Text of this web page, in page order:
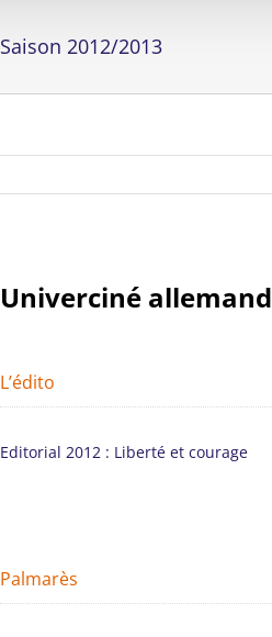
Saison 2012/2013
Univerciné allemand
L’édito
Editorial 2012 : Liberté et courage
Palmarès